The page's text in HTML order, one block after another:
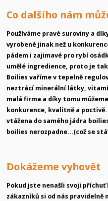
Co dalšího nám
Používáme pravé suroviny a
vyrobené jinak než u
pádem i zajimavé pro rybí
umělé ingredience, proto je
Boilies vaříme v tepelně
neztrácí minerální látky,
malá firma a díky tomu
konkurence, kvalitně a
vtážena do samého jádra
boilies nerozpadne...(což se
Dokážeme vyhovět
Pokud jste nenašli svoji příchuť
zákazníků si od nás pravidelně